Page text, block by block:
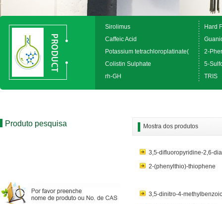
Sirolimus
Hard
Caffeic Acid
Potassium tetrachloroplatinate(
2-
Colistin Sulphate
5-
rh-GH
TRIS
Produto pesquisa Mostra dos produtos
3,5-difluoropyridine-2,6-
2-(phenylthio)-thiophene
3,5-dinitro-4-